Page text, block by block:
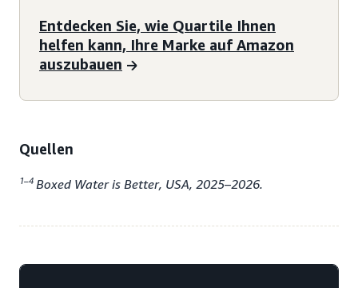
Entdecken Sie, wie Quartile Ihnen
helfen kann, Ihre Marke auf Amazon
auszubauen
Quellen
1–4 Boxed Water is Better, USA, 2025–2026.